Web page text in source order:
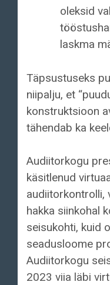
oleksid
laskma
Täpsustuseks
niipalju, et
konstruktsioon
tähendab ka
Audiitorkogu
käsitlenud
audiitorkontrolli,
hakka siinkohal
seisukohti, kuid
seadusloome
Audiitorkogu
2023 viia läbi